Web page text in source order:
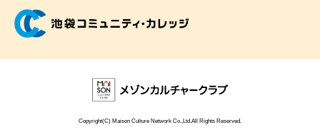
Copyright(C) Maison Culture Network Co.,Ltd.All Rights Reserved.